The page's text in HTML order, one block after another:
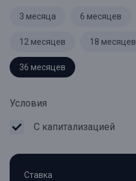
3 месяца 6 месяцев
12 месяцев 18 месяцев
36 месяцев
Условия
С капитализацией
Ставка